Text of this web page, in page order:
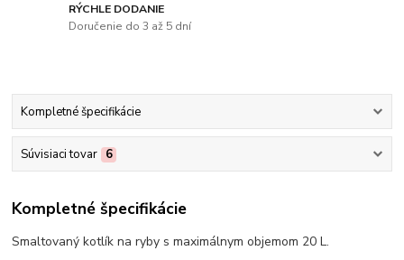
RÝCHLE DODANIE
Doručenie do 3 až 5 dní
Kompletné špecifikácie
Súvisiaci tovar 6
Kompletné špecifikácie
Smaltovaný kotlík na ryby s maximálnym objemom 20 L.